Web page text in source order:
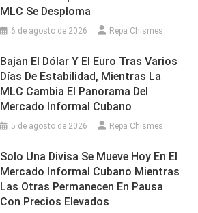
MLC Se Desploma
6 de agosto de 2026 Repa Chismes
Bajan El Dólar Y El Euro Tras Varios
Días De Estabilidad, Mientras La
MLC Cambia El Panorama Del
Mercado Informal Cubano
5 de agosto de 2026 Repa Chismes
Solo Una Divisa Se Mueve Hoy En El
Mercado Informal Cubano Mientras
Las Otras Permanecen En Pausa
Con Precios Elevados